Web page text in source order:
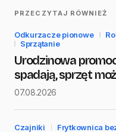
PRZECZYTAJ RÓWNIEŻ
Odkurzacze pionowe
Sprzątanie
Urodzinowa
spadają, sprzęt
07.08.2026
Czajniki
Frytkownica